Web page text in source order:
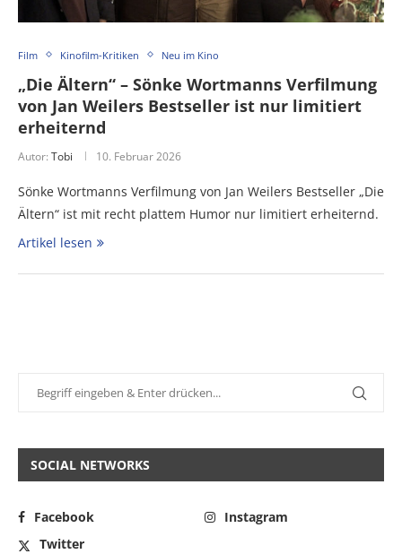
Film Kinofilm-Kritiken Neu im Kino
„Die Ältern“ – Sönke Wortmanns Verfilmung
von Jan Weilers Bestseller ist nur limitiert
erheiternd
Autor: Tobi 10. Februar 2026
Sönke Wortmanns Verfilmung von Jan Weilers Bestseller „Die
Ältern“ ist mit recht plattem Humor nur limitiert erheiternd.
Artikel lesen
SOCIAL NETWORKS
Facebook
Instagram
Twitter